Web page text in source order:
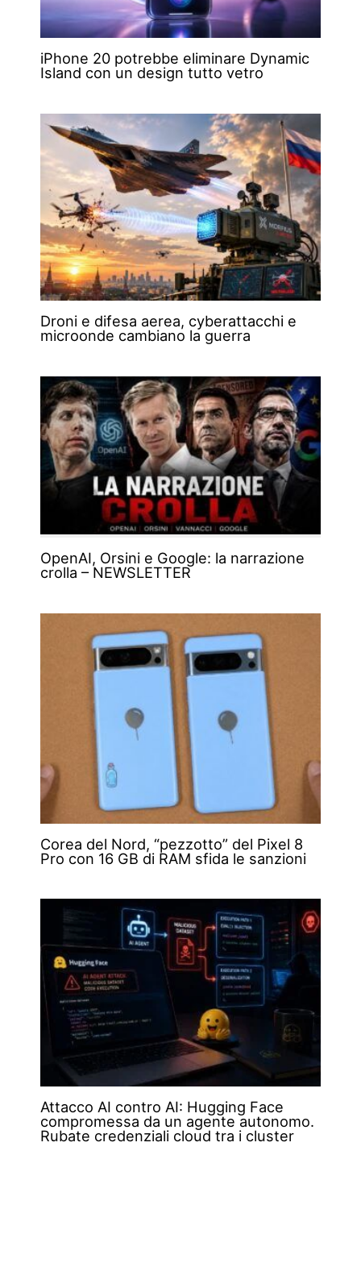
iPhone 20 potrebbe eliminare Dynamic
Island con un design tutto vetro
Droni e difesa aerea, cyberattacchi e
microonde cambiano la guerra
OpenAI, Orsini e Google: la narrazione
crolla – NEWSLETTER
Corea del Nord, “pezzotto” del Pixel 8
Pro con 16 GB di RAM sfida le sanzioni
Attacco AI contro AI: Hugging Face
compromessa da un agente autonomo.
Rubate credenziali cloud tra i cluster